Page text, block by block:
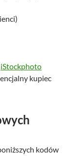
iStockphoto
kupiec
kodów